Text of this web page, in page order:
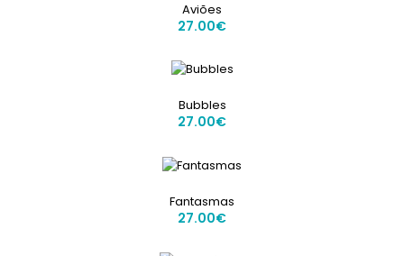
Aviões
27.00€
Bubbles
27.00€
Fantasmas
27.00€